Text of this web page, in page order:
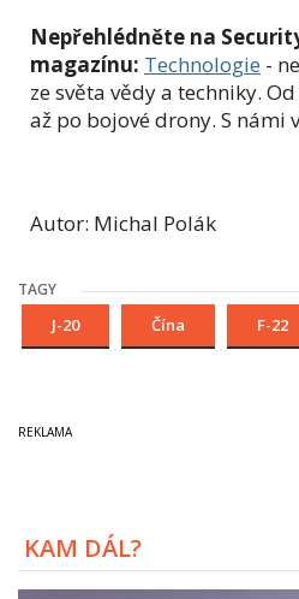
Nepřehlédněte na
magazínu: Technologie -
ze světa vědy a techniky.
až po bojové drony. S námi
Autor: Michal Polák
TAGY
J-20 Čína F-22
KAM DÁL?